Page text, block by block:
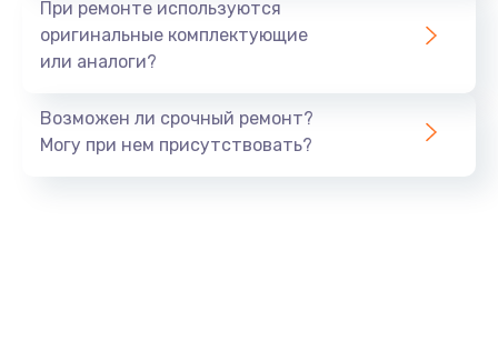
При ремонте используются
оригинальные комплектующие
или аналоги?
Возможен ли срочный ремонт?
Могу при нем присутствовать?